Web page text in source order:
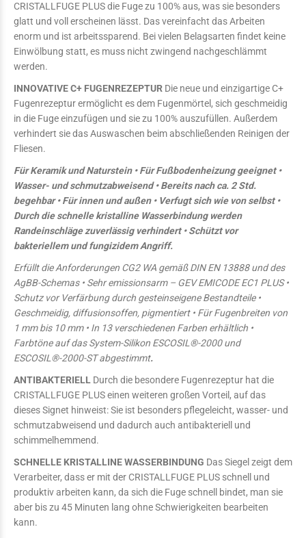
CRISTALLFUGE PLUS die Fuge zu 100% aus, was sie besonders
glatt und voll erscheinen lässt. Das vereinfacht das Arbeiten
enorm und ist arbeitssparend. Bei vielen Belagsarten findet keine
Einwölbung statt, es muss nicht zwingend nachgeschlämmt
werden.
INNOVATIVE C+ FUGENREZEPTUR Die neue und einzigartige C+
Fugenrezeptur ermöglicht es dem Fugenmörtel, sich geschmeidig
in die Fuge einzufügen und sie zu 100% auszufüllen. Außerdem
verhindert sie das Auswaschen beim abschließenden Reinigen der
Fliesen.
Für Keramik und Naturstein • Für Fußbodenheizung geeignet •
Wasser- und schmutzabweisend • Bereits nach ca. 2 Std.
begehbar • Für innen und außen • Verfugt sich wie von selbst •
Durch die schnelle kristalline Wasserbindung werden
Randeinschläge zuverlässig verhindert • Schützt vor
bakteriellem und fungizidem Angriff.
Erfüllt die Anforderungen CG2 WA gemäß DIN EN 13888 und des
AgBB-Schemas • Sehr emissionsarm – GEV EMICODE EC1 PLUS •
Schutz vor Verfärbung durch gesteinseigene Bestandteile •
Geschmeidig, diffusionsoffen, pigmentiert • Für Fugenbreiten von
1 mm bis 10 mm • In 13 verschiedenen Farben erhältlich •
Farbtöne auf das System-Silikon ESCOSIL®-2000 und
ESCOSIL®-2000-ST abgestimmt.
ANTIBAKTERIELL Durch die besondere Fugenrezeptur hat die
CRISTALLFUGE PLUS einen weiteren großen Vorteil, auf das
dieses Signet hinweist: Sie ist besonders pflegeleicht, wasser- und
schmutzabweisend und dadurch auch antibakteriell und
schimmelhemmend.
SCHNELLE KRISTALLINE WASSERBINDUNG Das Siegel zeigt dem
Verarbeiter, dass er mit der CRISTALLFUGE PLUS schnell und
produktiv arbeiten kann, da sich die Fuge schnell bindet, man sie
aber bis zu 45 Minuten lang ohne Schwierigkeiten bearbeiten
kann.